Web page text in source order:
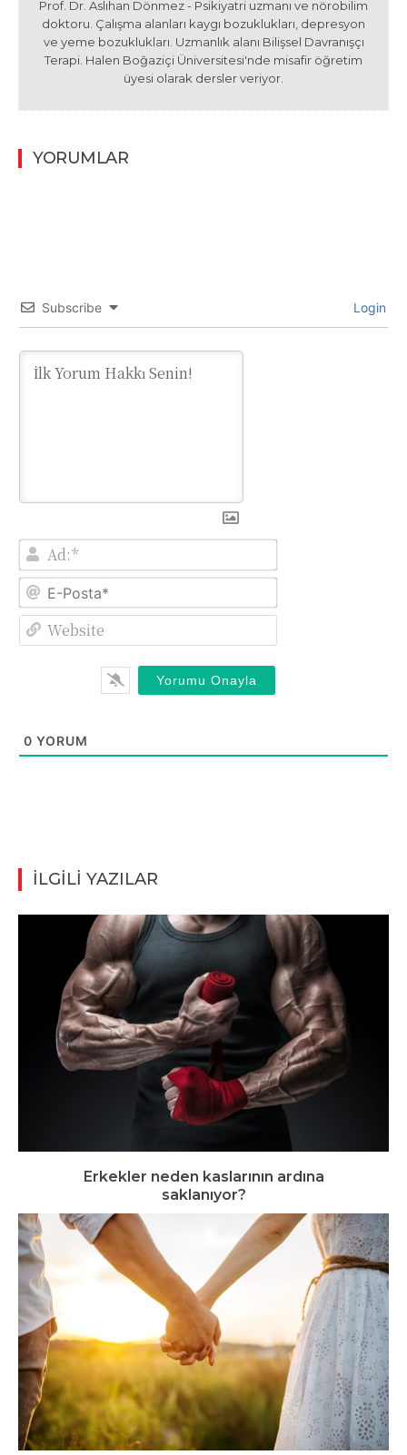
Prof. Dr. Aslıhan Dönmez - Psikiyatri uzmanı ve nörobilim
doktoru. Çalışma alanları kaygı bozuklukları, depresyon
ve yeme bozuklukları. Uzmanlık alanı Bilişsel Davranışçı
Terapi. Halen Boğaziçi Üniversitesi'nde misafir öğretim
üyesi olarak dersler veriyor.
YORUMLAR
Subscribe Login
Ad:*
E-
0 YORUM
İLGİLİ YAZILAR
Erkekler neden kaslarının ardına
saklanıyor?